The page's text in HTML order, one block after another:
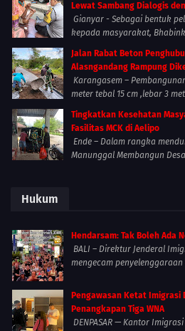
Lewat Sambang Dialogis
Gianyar - Sebagai bentuk
kepada masyarakat,
Jalan Rabat Beton
Alasngandang Rampung
Karangasem –
meter tebal 15 cm ,lebar 3
Tingkatkan Kesehatan
Fasilitas MCK di Aelipo
Ende – Dalam rangka
Manunggal Membangun Desa
Hukum
Hendarsam: Tak Boleh Ada
BALI – Direktur Jenderal
mengecam
Pengawasan Ketat Imigrasi
Penangkapan Tiga WNA
DENPASAR — Kantor